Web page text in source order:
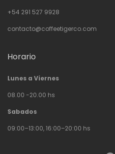
+54 291 527 9928
contacto@coffeetigerco.com
Horario
Lunes a Viernes
08.00 -20.00 hs
Sabados
09:00–13:00, 16:00–20:00 hs